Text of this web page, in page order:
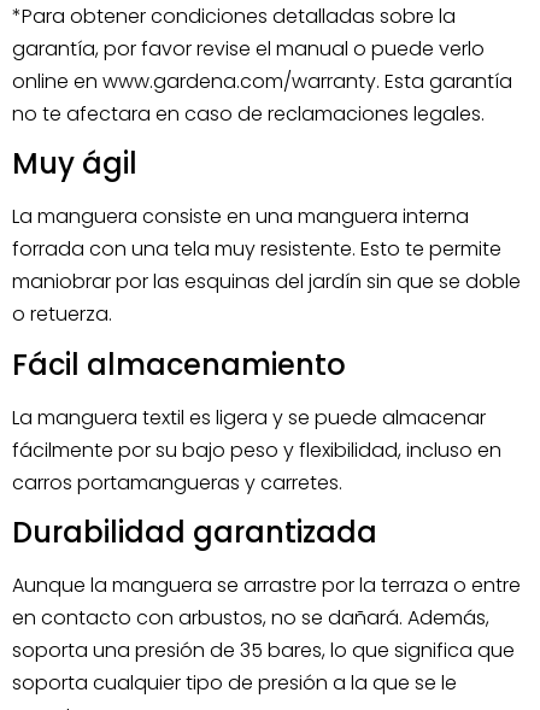
*Para obtener condiciones detalladas sobre la
garantía, por favor revise el manual o puede verlo
online en www.gardena.com/warranty. Esta garantía
no te afectara en caso de reclamaciones legales.
Muy ágil
La manguera consiste en una manguera interna
forrada con una tela muy resistente. Esto te permite
maniobrar por las esquinas del jardín sin que se doble
o retuerza.
Fácil almacenamiento
La manguera textil es ligera y se puede almacenar
fácilmente por su bajo peso y flexibilidad, incluso en
carros portamangueras y carretes.
Durabilidad garantizada
Aunque la manguera se arrastre por la terraza o entre
en contacto con arbustos, no se dañará. Además,
soporta una presión de 35 bares, lo que significa que
soporta cualquier tipo de presión a la que se le